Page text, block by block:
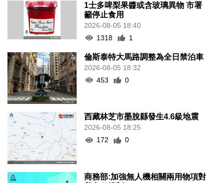
1士多啤梨果醬或含玻璃異物 市署
籲停止食用
2026-08-05 18:40
1318
1
倫斯泰特大馬路調整為全日禁泊車
2026-08-05 18:32
453
0
西藏林芝市墨脫縣發生4.6級地震
2026-08-05 18:25
172
0
商務部:加強無人機相關兩用物項對